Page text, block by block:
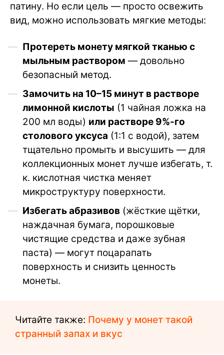
патину. Но если цель — просто освежить
вид, можно использовать мягкие методы:
Протереть монету мягкой тканью с
мыльным раствором — довольно
безопасный метод.
Замочить на 10–15 минут в растворе
лимонной кислоты (1 чайная ложка на
200 мл воды) или растворе 9%-го
столового уксуса (1:1 с водой), затем
тщательно промыть и высушить — для
коллекционных монет лучше избегать, т.
к. кислотная чистка меняет
микроструктуру поверхности.
Избегать абразивов (жёсткие щётки,
наждачная бумага, порошковые
чистящие средства и даже зубная
паста) — могут поцарапать
поверхность и снизить ценность
монеты.
Читайте также: Почему у монет такой
странный запах и вкус